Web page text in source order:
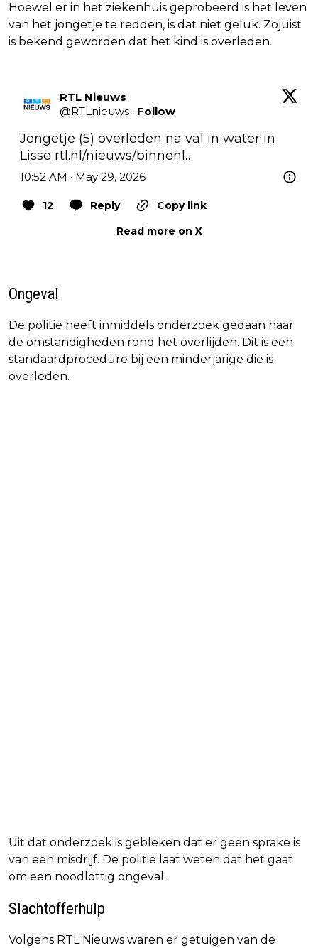
Hoewel er in het ziekenhuis geprobeerd is het leven
van het jongetje te redden, is dat niet geluk. Zojuist
is bekend geworden dat het kind is overleden.
RTL Nieuws
@RTLnieuws · Follow
Jongetje (5) overleden na val in water in
Lisse rtl.nl/nieuws/binnenl…
10:52 AM · May 29, 2026
12 Reply
Copy link
Read more on X
Ongeval
De politie heeft inmiddels onderzoek gedaan naar
de omstandigheden rond het overlijden. Dit is een
standaardprocedure bij een minderjarige die is
overleden.
Uit dat onderzoek is gebleken dat er geen sprake is
van een misdrijf. De politie laat weten dat het gaat
om een noodlottig ongeval.
Slachtofferhulp
Volgens RTL Nieuws waren er getuigen van de